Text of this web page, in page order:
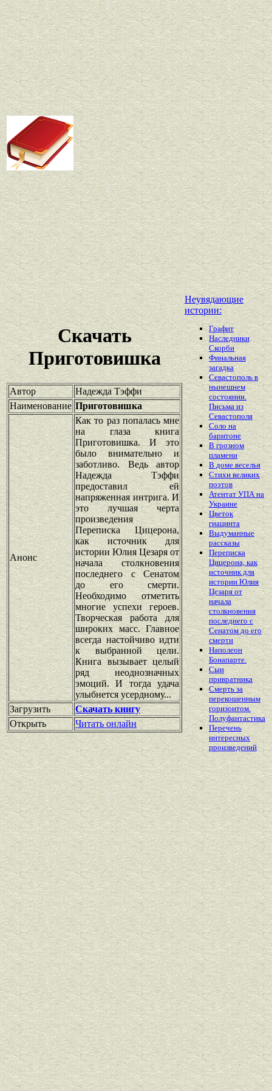
Скачать
Приготовишка
Автор
Надежда Тэффи
Наименование Приготовишка
Анонс
Как то раз попалась мне
на глаза книга
Приготовишка. И это
было внимательно и
заботливо. Ведь автор
Надежда Тэффи
предоставил ей
напряженная интрига. И
это лучшая черта
произведения
Переписка Цицерона,
как источник для
истории Юлия Цезаря от
начала столкновения
последнего с Сенатом
до его смерти.
Необходимо отметить
многие успехи героев.
Творческая работа для
широких масс. Главное
всегда настойчиво идти
к выбранной цели.
Книга вызывает целый
ряд неоднозначных
эмоций. И тогда удача
улыбнется усердному...
Загрузить
Скачать книгу
Открыть
Читать онлайн
Неувядающие
истории:
Графит
Наследники
Скорби
Финальная
загадка
Севастополь в
нынешнем
состоянии.
Письма из
Севастополя
Соло на
баритоне
В грозном
пламени
В доме веселья
Стихи великих
поэтов
Атентат УПА на
Украине
Цветок
гиацинта
Выдуманные
рассказы
Переписка
Цицерона, как
источник для
истории Юлия
Цезаря от
начала
столкновения
последнего с
Сенатом до его
смерти
Наполеон
Бонапарте.
Сын
привратника
Смерть за
перекошенным
горизонтом.
Полуфантастика
Перечень
интересных
произведений